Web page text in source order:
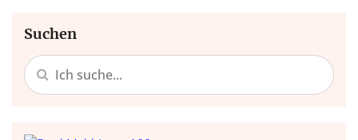
Suchen